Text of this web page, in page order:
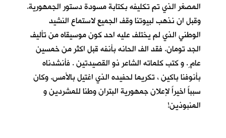
المصغر الذي تم تكليفه بكتابة مسودة دستور الجمهورية.
وقبل ان نذهب لبيوتنا وقف الجميع لاستماع النشيد
الوطني الذي لم يختلف عليه احد كون موسيقاه من تأليف
الجد تومان. فقد الف الحانه بأنفه قبل اكثر من خمسين
عام ٍ. و كتب كلماته الشاعر ذو القصيدتين . فأنشدناه
بأنوفنا باكين ، تكريما لحفيده الذي اغتيل بالأمس. وكان
سبباً اخيراً لإعلان جمهورية البتران وطنا للمشردين و
المنبوذين!